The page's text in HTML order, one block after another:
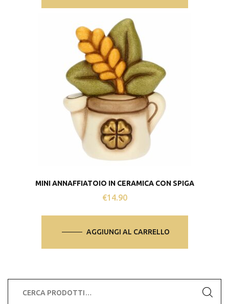
MINI ANNAFFIATOIO IN CERAMICA CON SPIGA
€14.90
AGGIUNGI AL CARRELLO